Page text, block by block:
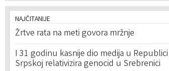
NAJČITANIJE
Žrtve rata na meti govora mržnje
I 31 godinu kasnije dio medija u Republici
Srpskoj relativizira genocid u Srebrenici